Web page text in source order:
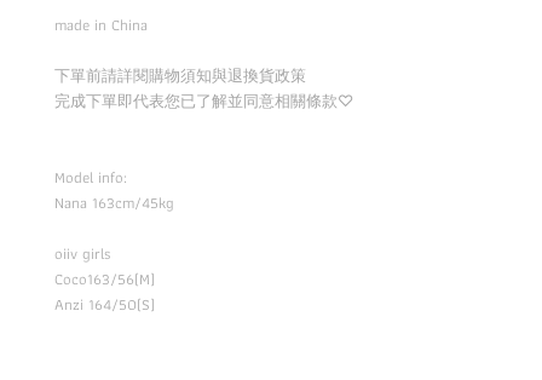
made in China
下單前請詳閱購物須知與退換貨政策
完成下單即代表您已了解並同意相關條款♡
Model info:
Nana 163cm/45kg
oiiv girls
Coco163/56(M)
Anzi 164/50(S)